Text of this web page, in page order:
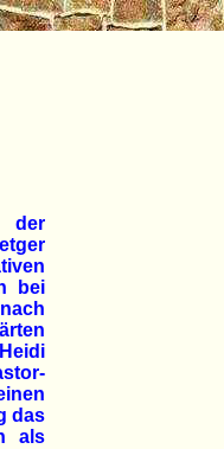
der
bei
das
als